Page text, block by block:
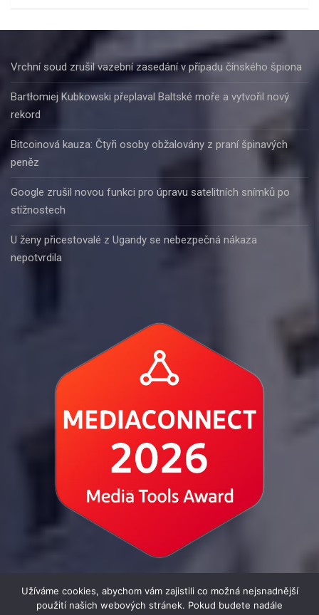
Vrchní soud zrušil vazební zasedání v případu čínského špiona
Bartłomiej Kubkowski přeplaval Baltské moře a vytvořil nový
rekord
Bitcoinová kauza: Čtyři osoby obžalovány z praní špinavých
peněz
Google zrušil novou funkci pro úpravu satelitních snímků po
stížnostech
U ženy přicestovalé z Ugandy se nebezpečná nákaza
nepotvrdila
Užíváme cookies, abychom vám zajistili co možná nejsnadnější
použití našich webových stránek. Pokud budete nadále